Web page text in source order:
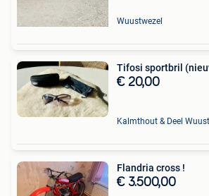
Wuustwezel
Tifosi sportbril
€ 20,00
Kalmthout & Deel
Flandria cross !
€ 3.500,00